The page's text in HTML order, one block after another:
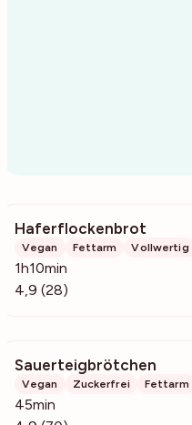
Haferflockenbrot
Vegan Fettarm Vollwertig
1h10min
4,9 (28)
Sauerteigbrötchen
Vegan Zuckerfrei Fettarm
45min